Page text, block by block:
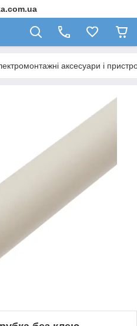
аксесуари і